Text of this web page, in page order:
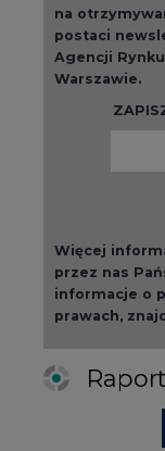
Więcej
informacje o
prawach,